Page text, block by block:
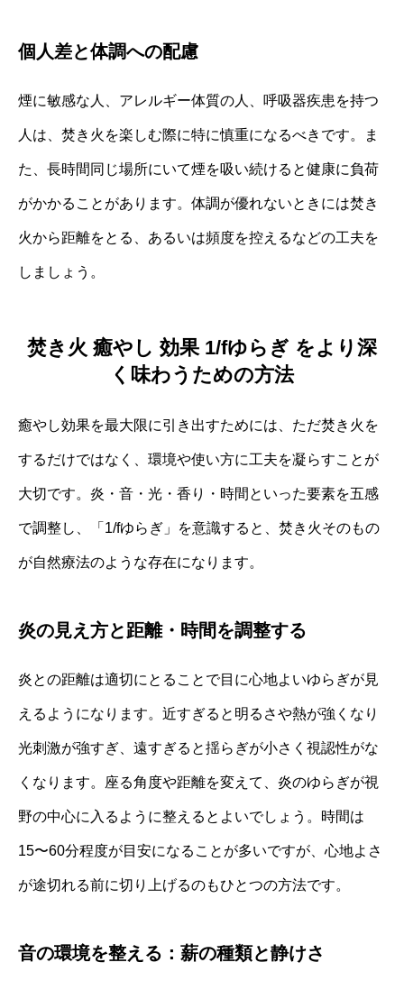
個人差と体調への配慮
煙に敏感な人、アレルギー体質の人、呼吸器疾患を持つ
人は、焚き火を楽しむ際に特に慎重になるべきです。ま
た、長時間同じ場所にいて煙を吸い続けると健康に負荷
がかかることがあります。体調が優れないときには焚き
火から距離をとる、あるいは頻度を控えるなどの工夫を
しましょう。
焚き火 癒やし 効果 1/fゆらぎ をより深
く味わうための方法
癒やし効果を最大限に引き出すためには、ただ焚き火を
するだけではなく、環境や使い方に工夫を凝らすことが
大切です。炎・音・光・香り・時間といった要素を五感
で調整し、「1/fゆらぎ」を意識すると、焚き火そのもの
が自然療法のような存在になります。
炎の見え方と距離・時間を調整する
炎との距離は適切にとることで目に心地よいゆらぎが見
えるようになります。近すぎると明るさや熱が強くなり
光刺激が強すぎ、遠すぎると揺らぎが小さく視認性がな
くなります。座る角度や距離を変えて、炎のゆらぎが視
野の中心に入るように整えるとよいでしょう。時間は
15〜60分程度が目安になることが多いですが、心地よさ
が途切れる前に切り上げるのもひとつの方法です。
音の環境を整える：薪の種類と静けさ